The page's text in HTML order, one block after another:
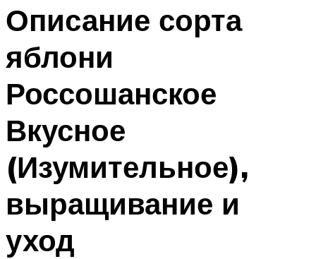
Описание сорта
яблони
Россошанское
Вкусное
(Изумительное),
выращивание и
уход